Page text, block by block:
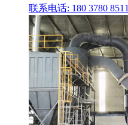
联系电话: 180 3780 8511